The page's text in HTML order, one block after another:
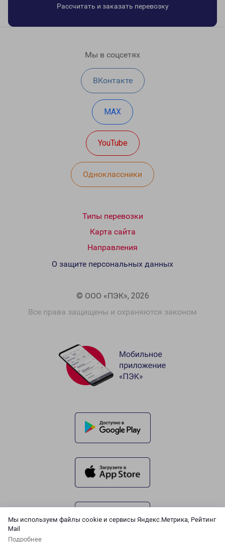
Мы используем файлы cookie и сервисы Яндекс.Метрика, Рейтинг
Mail
Подробнее
Рассчитать и заказать перевозку
Мы в соцсетях
ВКонтакте
MAX
YouTube
Одноклассники
Типы перевозки
Карта сайта
Направления
© ООО «ПЭК», 2026
Все права защищены и охраняются законом
О защите персональных данных